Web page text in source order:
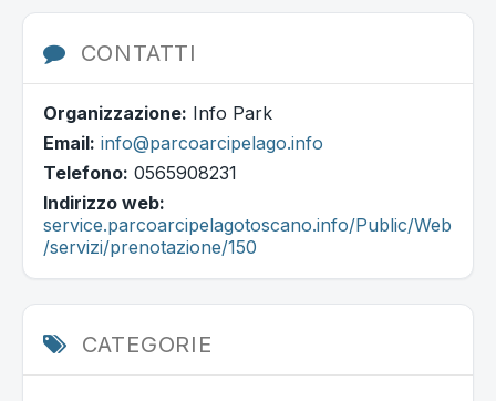
CONTATTI
Organizzazione: Info Park
Email: info@parcoarcipelago.info
Telefono: 0565908231
Indirizzo web:
service.parcoarcipelagotoscano.info/Public/Web
/servizi/prenotazione/150
CATEGORIE